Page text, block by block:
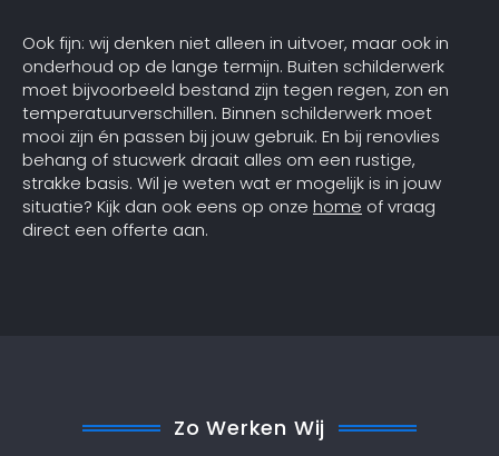
Ook fijn: wij denken niet alleen in uitvoer, maar ook in
onderhoud op de lange termijn. Buiten schilderwerk
moet bijvoorbeeld bestand zijn tegen regen, zon en
temperatuurverschillen. Binnen schilderwerk moet
mooi zijn én passen bij jouw gebruik. En bij renovlies
behang of stucwerk draait alles om een rustige,
strakke basis. Wil je weten wat er mogelijk is in jouw
situatie? Kijk dan ook eens op onze home of vraag
direct een offerte aan.
Zo Werken Wij